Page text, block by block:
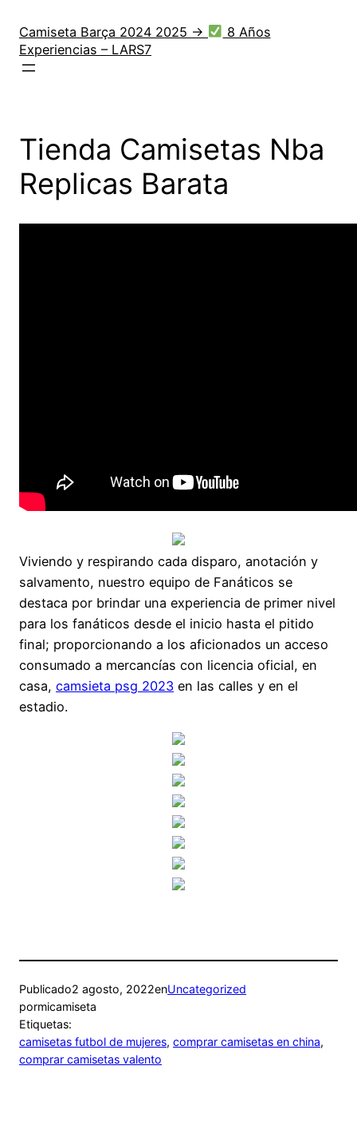
contenido
Camiseta Barça 2024 2025 →
8 Años
Experiencias – LARS7
Tienda Camisetas Nba
Replicas Barata
Viviendo y respirando cada disparo, anotación y
salvamento, nuestro equipo de Fanáticos se
destaca por brindar una experiencia de primer nivel
para los fanáticos desde el inicio hasta el pitido
final; proporcionando a los aficionados un acceso
consumado a mercancías con licencia oficial, en
casa, camsieta psg 2023 en las calles y en el
estadio.
Publicado2 agosto, 2022enUncategorized
pormicamiseta
Etiquetas:
camisetas futbol de mujeres, comprar camisetas en china
comprar camisetas valento